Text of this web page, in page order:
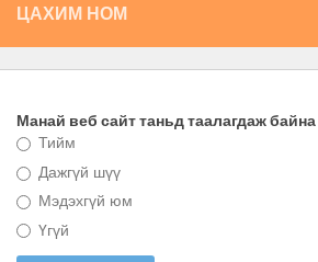
ЦАХИМ НОМ
Манай веб сайт таньд таалагдаж байна
Тийм
Дажгүй шүү
Мэдэхгүй юм
Үгүй